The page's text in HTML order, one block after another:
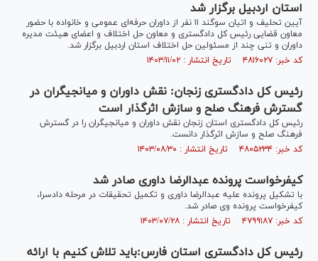
استان اردبیل برگزار شد
آیین تحلیف و اتیان سوگند ۱۱ نفر از داوران حرفه‌ای عمومی و خانواده با حضور
معاون قضایی رئیس کل دادگستری و معاون حل اختلاف و اعضای هیئت مدیره
داوران و تنی چند از مسئولین حل اختلاف استان اردبیل برگزار شد.
کد خبر: ۴۸۱۶۰۲۷ تاریخ انتشار : ۱۴۰۳/۱۱/۰۲
رئیس کل دادگستری زنجان: نقش داوران و میانجیگران در
گسترش فرهنگ صلح و سازش اثرگذار است
رئیس کل دادگستری استان زنجان نقش داوران و میانجیگران را در گسترش
فرهنگ صلح و سازش اثرگذار دانست.
کد خبر: ۴۸۰۵۲۳۴ تاریخ انتشار : ۱۴۰۳/۰۸/۳۰
کیفرخواست پرونده عبدالرضا داوری صادر شد
با تشکیل پرونده علیه عبدالرضا داوری و تکمیل تحقیقات در مرحله دادسرا،
کیفرخواست پرونده وی صادر شد.
کد خبر: ۴۷۹۹۱۸۷ تاریخ انتشار : ۱۴۰۳/۰۷/۲۸
رئیس کل دادگستری استان فارس:باید تلاش کنیم با ارائه